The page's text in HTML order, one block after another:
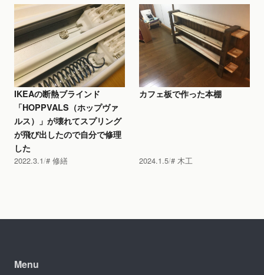
IKEAの断熱ブラインド
「HOPPVALS（ホップヴァ
ルス）」が壊れてスプリング
が飛び出したので自分で修理
した
2022.3.1 修繕
カフェ板で作った本棚
2024.1.5 木工
Menu